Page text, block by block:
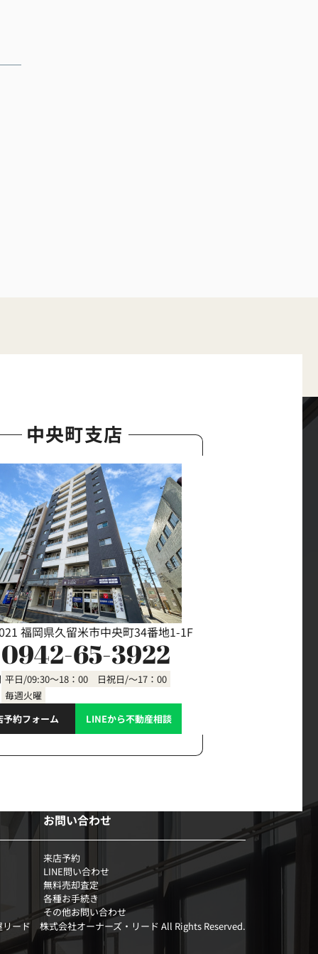
中央町支店
福岡県久留米市中央町34番地1-1F
0942-65-3922
平日/09:30～18：00 日祝日/～17：00
毎週火曜
予約フォーム
LINEから不動産相談
お問い合わせ
来店予約
LINE問い合わせ
無料売却査定
各種お手続き
その他お問い合わせ
ード 株式会社オーナーズ・リード All Rights Reserved.